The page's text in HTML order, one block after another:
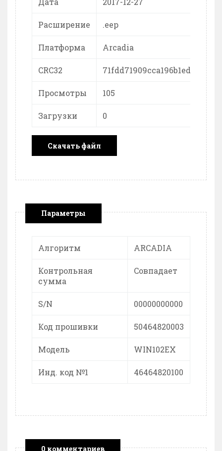
Расширение .eep
Платформа Arcadia
CRC32
Просмотры 105
Загрузки 0
Скачать файл
Параметры
Алгоритм ARCADIA
Контрольная
сумма
Cовпадает
S/N 00000000000
Код прошивки 50464820003
Модель WIN102EX
Инд. код №1 46464820100
0 комментариев